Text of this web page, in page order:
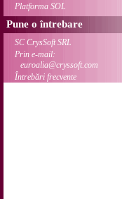
Platforma SOL
Pune o întrebare
SC CrysSoft SRL
Prin e-mail:
euroalia@cryssoft.com
Întrebări frecvente